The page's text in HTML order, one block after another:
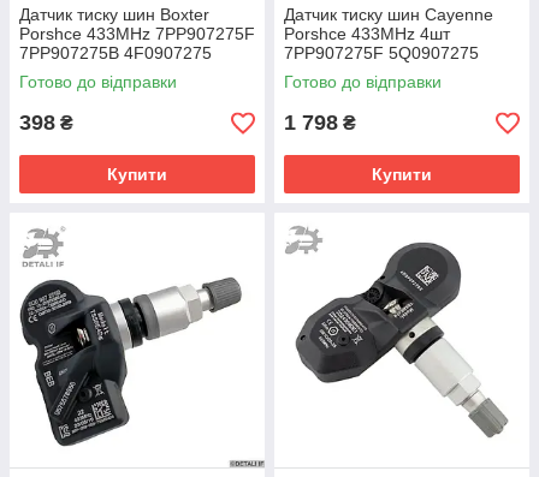
Датчик тиску шин Boxter
Porshce 433MHz 7PP907275F
7PP907275B 4F0907275
4F0907275D
Готово до відправки
398 ₴
Купити
Датчик тиску шин Cayenne
Porshce 433MHz 4шт
7PP907275F 5Q0907275
5Q0907275B
Готово до відправки
1 798 ₴
Купити